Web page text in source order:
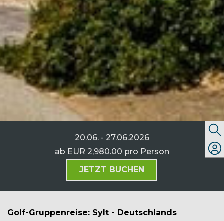
20.06. - 27.06.2026
ab EUR 2,980.00 pro Person
JETZT BUCHEN
Golf-Gruppenreise: Sylt - Deutschlands